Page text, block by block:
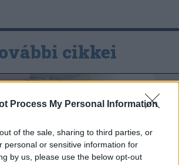
Process My Personal Information
of the sale, sharing to third parties, or
personal or sensitive information for
by us, please use the below opt-out
cikkei